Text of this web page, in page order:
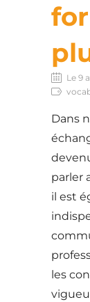
Le 9
Dans
parler
il est
les